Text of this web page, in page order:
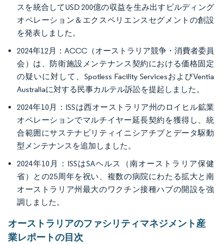
スを統合してUSD 200億の収益を生み出すビルディング
オペレーション＆エクスペリエンスセグメントの創設
を発表しました。
2024年12月：ACCC（オーストラリア競争・消費者委員
会）は、防衛施設メンテナンス契約における価格固定
の疑いに対して、Spotless Facility ServicesおよびVentia
Australiaに対する民事カルテル訴訟を提起しました。
2024年10月：ISSは西オーストラリア州のロイヒル鉱業
オペレーションでマルチイヤー延長契約を獲得し、統
合範囲にサステナビリティイニシアチブとデータ駆動
型メンテナンスを追加しました。
2024年10月：ISSはSAヘルス（南オーストラリア保健
省）との25周年を祝い、複数の病院にわたる拡大と南
オーストラリア州最大のワクチン接種ハブの開設を強
調しました。
オーストラリアのファシリティマネジメント産
業レポートの目次